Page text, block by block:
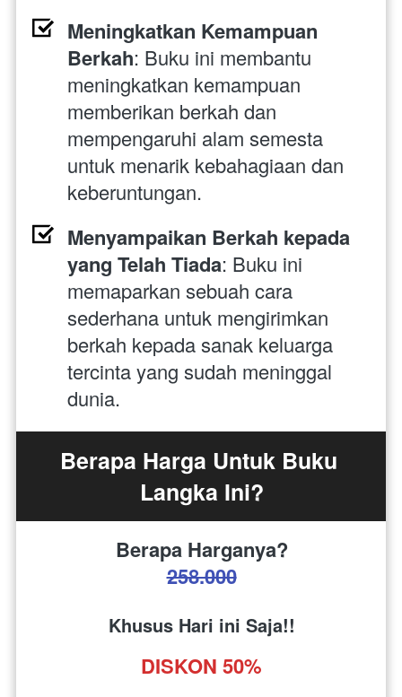
Meningkatkan Kemampuan
Berkah: Buku ini membantu
meningkatkan kemampuan
memberikan berkah dan
mempengaruhi alam semesta
untuk menarik kebahagiaan dan
keberuntungan.
Menyampaikan Berkah kepada
yang Telah Tiada: Buku ini
memaparkan sebuah cara
sederhana untuk mengirimkan
berkah kepada sanak keluarga
tercinta yang sudah meninggal
dunia.
Berapa Harga Untuk Buku
Langka Ini?
Berapa Harganya?
258.000
Khusus Hari ini Saja!!
DISKON 50%